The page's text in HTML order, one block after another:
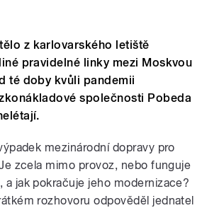
z karlovarského letiště
pravidelné linky mezi Moskvou
té doby kvůli pandemii
společnosti Pobeda
mezinárodní dopravy pro
zcela mimo provoz, nebo funguje
a jak pokračuje jeho modernizace?
rozhovoru odpověděl jednatel